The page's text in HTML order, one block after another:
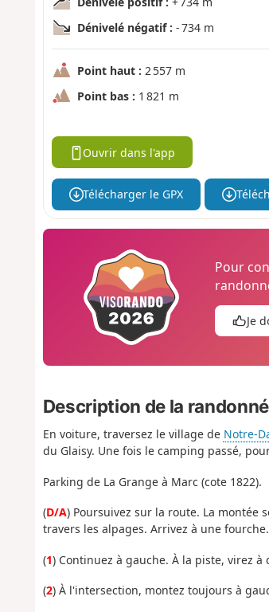
Dénivelé négatif : - 734 m
Point haut : 2 557 m
Point bas : 1 821 m
Ouvrir dans l'app
Télécharger le GPX
Pour
Je
Description de la
En voiture, traversez le village de Notre-
du Glaisy. Une fois le camping passé,
Parking de La Grange à Marc (cote 1822).
(D/A) Poursuivez sur la route. La
travers les alpages. Arrivez à une fourche.
(1) Continuez à gauche. À la piste, virez
(2) À l'intersection, montez toujours à